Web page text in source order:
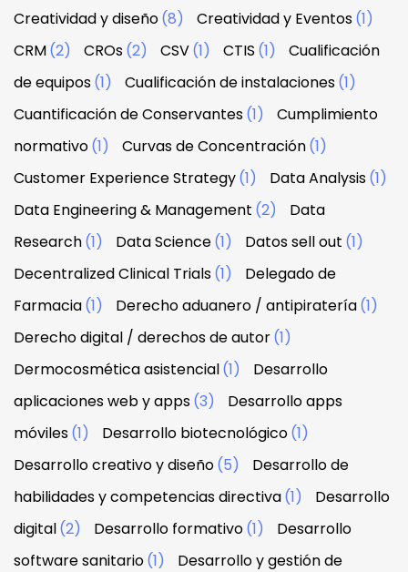
Creatividad y diseño(8) Creatividad y Eventos(1)
CRM(2) CROs(2) CSV(1) CTIS (1)
Cualificación
de equipos(1) Cualificación de instalaciones(1)
Cuantificación de Conservantes(1)
Cumplimiento
normativo(1) Curvas de Concentración(1)
Customer Experience Strategy(1) Data Analysis(1)
Data Engineering & Management (2)
Data
Research(1) Data Science(1) Datos sell out (1)
Decentralized Clinical Trials(1)
Delegado de
Farmacia(1) Derecho aduanero / antipiratería(1)
Derecho digital / derechos de autor(1)
Dermocosmética asistencial(1)
Desarrollo
aplicaciones web y apps(3)
Desarrollo apps
móviles(1) Desarrollo biotecnológico(1)
Desarrollo creativo y diseño(5)
Desarrollo de
habilidades y competencias directiva(1)
Desarrollo
digital(2) Desarrollo formativo(1)
Desarrollo
software sanitario(1)
Desarrollo y gestión de